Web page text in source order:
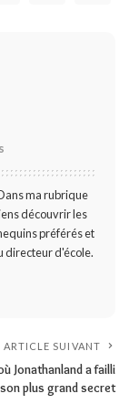
ma rubrique
découvrir les
préférés et
directeur d'école.
ARTICLE SUIVANT
Jonathanland a failli
plus grand secret